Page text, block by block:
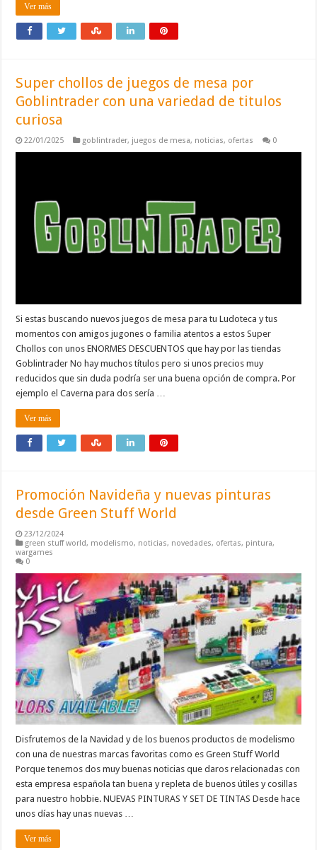
Ver más
Super chollos de juegos de mesa por
Goblintrader con una variedad de titulos
curiosa
22/01/2025 goblintrader, juegos de mesa, noticias, ofertas 0
Si estas buscando nuevos juegos de mesa para tu Ludoteca y tus
momentos con amigos jugones o familia atentos a estos Super
Chollos con unos ENORMES DESCUENTOS que hay por las tiendas
Goblintrader No hay muchos títulos pero si unos precios muy
reducidos que sin duda podría ser una buena opción de compra. Por
ejemplo el Caverna para dos sería …
Ver más
Promoción Navideña y nuevas pinturas
desde Green Stuff World
23/12/2024
green stuff world, modelismo, noticias, novedades, ofertas, pintura,
wargames
0
Disfrutemos de la Navidad y de los buenos productos de modelismo
con una de nuestras marcas favoritas como es Green Stuff World
Porque tenemos dos muy buenas noticias que daros relacionadas con
esta empresa española tan buena y repleta de buenos útiles y cosillas
para nuestro hobbie. NUEVAS PINTURAS Y SET DE TINTAS Desde hace
unos días hay unas nuevas …
Ver más